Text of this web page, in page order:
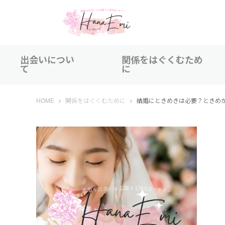
出会いについ
て
関係をはぐくむため
に
HOME はなえみ│HANAEMI│素敵な出会いを応援するWEBマガジン
関係をはぐくむために 結婚にときめきは必要？ときめ